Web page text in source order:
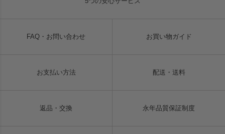
FAQ・お問い合わせ お買い物ガイド
お支払い方法 配送・送料
返品・交換 永年品質保証制度